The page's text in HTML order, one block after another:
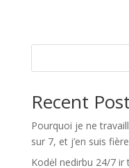
Recent
Pourquoi je ne
sur 7, et j’en suis fière
Kodėl nedirbu 24/7 ir